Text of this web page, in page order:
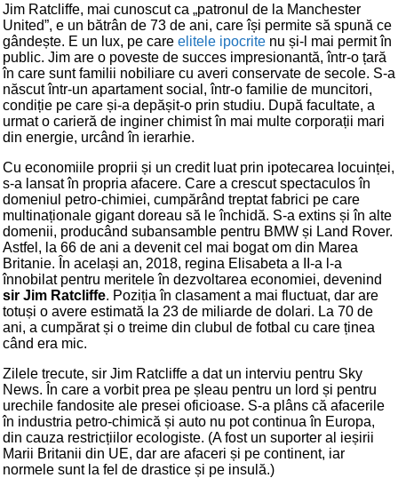
Jim Ratcliffe, mai cunoscut ca „patronul de la Manchester
United”, e un bătrân de 73 de ani, care își permite să spună ce
gândește. E un lux, pe care elitele ipocrite nu și-l mai permit în
public. Jim are o poveste de succes impresionantă, într-o țară
în care sunt familii nobiliare cu averi conservate de secole. S-a
născut într-un apartament social, într-o familie de muncitori,
condiție pe care și-a depășit-o prin studiu. După facultate, a
urmat o carieră de inginer chimist în mai multe corporații mari
din energie, urcând în ierarhie.
Cu economiile proprii și un credit luat prin ipotecarea locuinței,
s-a lansat în propria afacere. Care a crescut spectaculos în
domeniul petro-chimiei, cumpărând treptat fabrici pe care
multinaționale gigant doreau să le închidă. S-a extins și în alte
domenii, producând subansamble pentru BMW și Land Rover.
Astfel, la 66 de ani a devenit cel mai bogat om din Marea
Britanie. În același an, 2018, regina Elisabeta a II-a l-a
înnobilat pentru meritele în dezvoltarea economiei, devenind
sir Jim Ratcliffe. Poziția în clasament a mai fluctuat, dar are
totuși o avere estimată la 23 de miliarde de dolari. La 70 de
ani, a cumpărat și o treime din clubul de fotbal cu care ținea
când era mic.
Zilele trecute, sir Jim Ratcliffe a dat un interviu pentru Sky
News. În care a vorbit prea pe șleau pentru un lord și pentru
urechile fandosite ale presei oficioase. S-a plâns că afacerile
în industria petro-chimică și auto nu pot continua în Europa,
din cauza restricțiilor ecologiste. (A fost un suporter al ieșirii
Marii Britanii din UE, dar are afaceri și pe continent, iar
normele sunt la fel de drastice și pe insulă.)